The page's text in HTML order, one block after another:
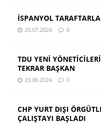
İSPANYOL
20.07.2024 0
TDU YENİ
TEKRAR BAŞKAN
29.06.2024 0
CHP YURT DIŞI
ÇALIŞTAYI BAŞLADI